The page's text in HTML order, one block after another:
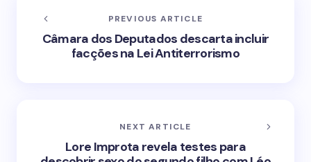
PREVIOUS ARTICLE
Câmara dos Deputados descarta incluir
facções na Lei Antiterrorismo
NEXT ARTICLE
Lore Improta revela testes para